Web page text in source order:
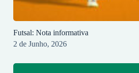
Futsal: Nota informativa
2 de Junho, 2026